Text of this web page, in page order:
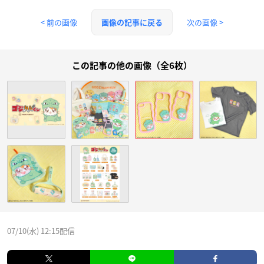
< 前の画像 画像の記事に戻る 次の画像 >
この記事の他の画像（全6枚）
07/10(水) 12:15配信